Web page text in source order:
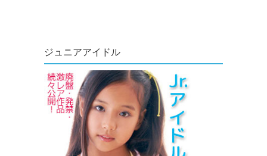
ジュニアアイドル